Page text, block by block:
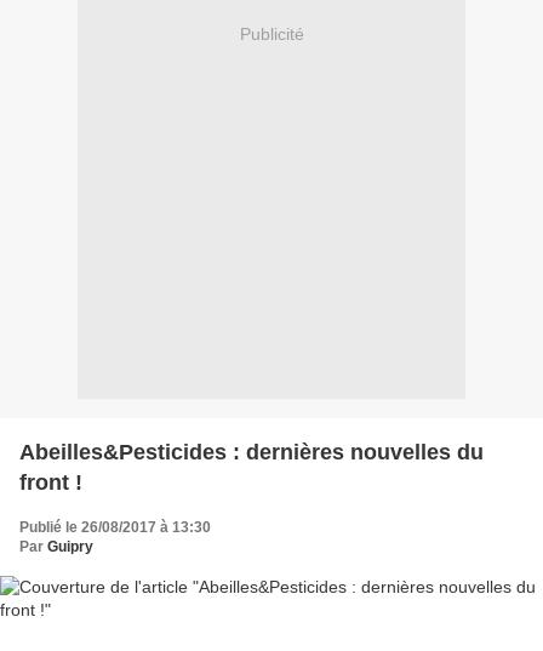
Publicité
Abeilles&Pesticides : dernières nouvelles du
front !
Publié le 26/08/2017 à 13:30
Par Guipry